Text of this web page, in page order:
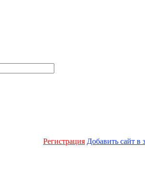
Регистрация Добавить сайт в